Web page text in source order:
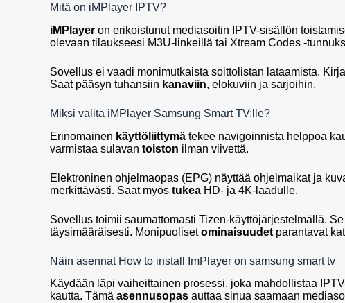
Mitä on iMPlayer IPTV?
iMPlayer on erikoistunut mediasoitin IPTV-sisällön
olevaan tilaukseesi M3U-linkeillä tai Xtream Codes -
Sovellus ei vaadi monimutkaista soittolistan lataamista.
Saat pääsyn tuhansiin kanaviin, elokuviin ja sarjoihin.
Miksi valita iMPlayer Samsung Smart TV:lle?
Erinomainen käyttöliittymä tekee navigoinnista helppoa
varmistaa sulavan toiston ilman viivettä.
Elektroninen ohjelmaopas (EPG) näyttää ohjelmaikat ja
merkittävästi. Saat myös tukea HD- ja 4K-laadulle.
Sovellus toimii saumattomasti Tizen-käyttöjärjestelmällä.
täysimääräisesti. Monipuolisetominaisuudet parantavat
Näin asennat How to install ImPlayer on samsung smart tv
Käydään läpi vaiheittainen prosessi, joka mahdollistaa
kautta. Tämä asennusopas auttaa sinua saamaan